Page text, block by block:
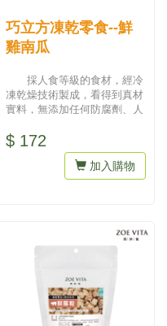
巧立方凍乾零食--鮮
雞南瓜
採人食等級的食材，經冷
凍乾燥技術製成，看得到真材
實料，無添加任何防腐劑、人
為最...
$ 172
加入購物